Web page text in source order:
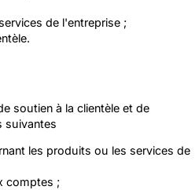
de l'entreprise ;
soutien à la clientèle et de
suivantes
les produits ou les services de
comptes ;